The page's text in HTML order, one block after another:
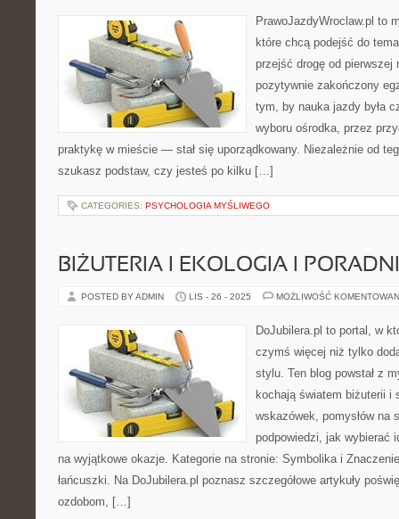
PrawoJazdyWroclaw.pl to
które chcą podejść do
przejść drogę od pierwszej
pozytywnie zakończony
tym, by nauka jazdy była
wyboru ośrodka, przez
praktykę w mieście — stał się uporządkowany. Niezależnie od
szukasz podstaw, czy jesteś po kilku […]
CATEGORIES: PSYCHOLOGIA MYŚLIWEGO
BIŻUTERIA I EKOLOGIA I
POSTED BY ADMIN LIS - 26 - 2025 MOŻLIWOŚĆ
DoJubilera.pl to portal, w
czymś więcej niż tylko
stylu. Ten blog powstał z
kochają światem biżuterii i
wskazówek, pomysłów na
podpowiedzi, jak wybierać
na wyjątkowe okazje. Kategorie na stronie: Symbolika i
łańcuszki. Na DoJubilera.pl poznasz szczegółowe artykuły
ozdobom, […]